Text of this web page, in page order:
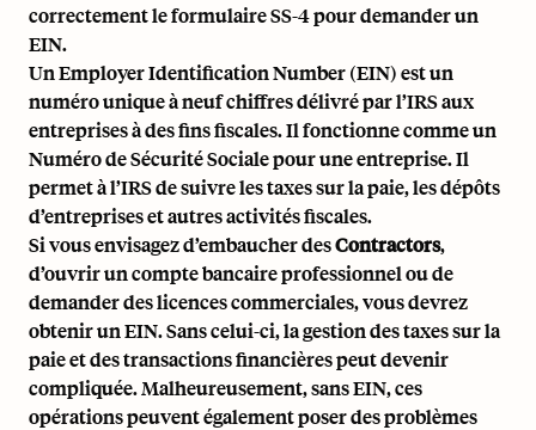
correctement le formulaire SS-4 pour demander un
EIN.
Un Employer Identification Number (EIN) est un
numéro unique à neuf chiffres délivré par l’IRS aux
entreprises à des fins fiscales. Il fonctionne comme un
Numéro de Sécurité Sociale pour une entreprise. Il
permet à l’IRS de suivre les taxes sur la paie, les dépôts
d’entreprises et autres activités fiscales.
Si vous envisagez d’embaucher desContractors,
d’ouvrir un compte bancaire professionnel ou de
demander des licences commerciales, vous devrez
obtenir un EIN. Sans celui-ci, la gestion des taxes sur la
paie et des transactions financières peut devenir
compliquée. Malheureusement, sans EIN, ces
opérations peuvent également poser des problèmes